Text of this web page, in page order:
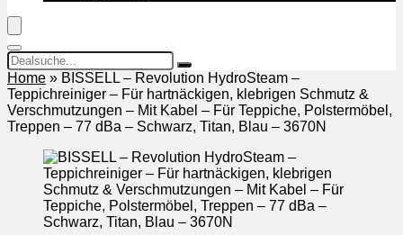
Home » BISSELL – Revolution HydroSteam –
Teppichreiniger – Für hartnäckigen, klebrigen Schmutz &
Verschmutzungen – Mit Kabel – Für Teppiche, Polstermöbel,
Treppen – 77 dBa – Schwarz, Titan, Blau – 3670N